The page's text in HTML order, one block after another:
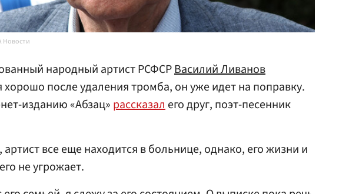
Новости
народный артист РСФСРВасилий Ливанов
хорошо после удаления тромба, он уже идет на поправку.
изданию «Абзац» рассказалего друг, поэт-песенник
артист все еще находится в больнице, однако, его жизни и
не угрожает.